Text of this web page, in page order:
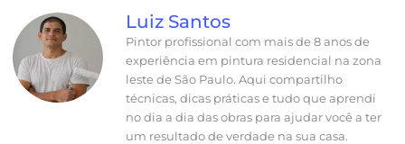
Luiz Santos
Pintor profissional com mais de 8 anos de
experiência em pintura residencial na zona
leste de São Paulo. Aqui compartilho
técnicas, dicas práticas e tudo que aprendi
no dia a dia das obras para ajudar você a ter
um resultado de verdade na sua casa.